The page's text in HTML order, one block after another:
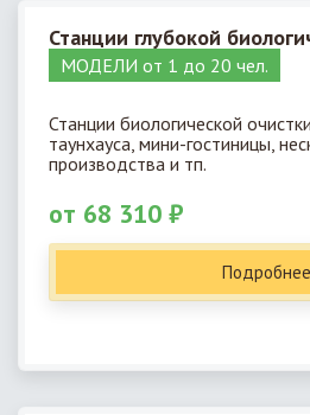
Станции глубокой
МОДЕЛИ от 1 до 20 чел.
Станции биологической
таунхауса, мини-гостиницы,
производства и тп.
от 68 310 ₽
Подробнее